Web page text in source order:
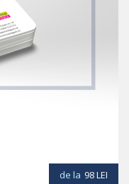
de la 98LEI